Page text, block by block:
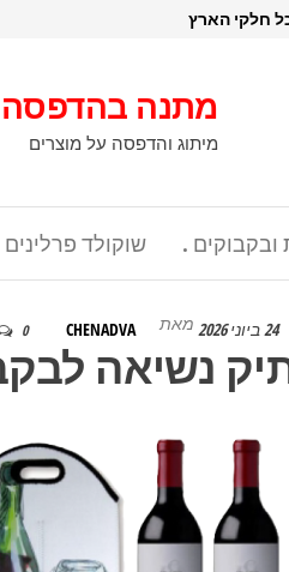
חלקי הארץ
מתנה בהדפסה
מיתוג והדפסה על מוצרים
שוקולד פרלינים .
24 ביוני 2026 מאת CHENADVA
0
נשיאה